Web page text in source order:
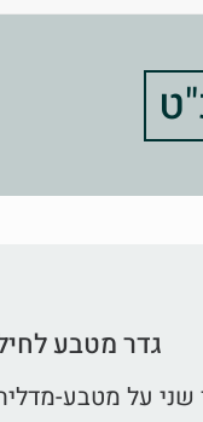
גדר מטבע
על מטבע-